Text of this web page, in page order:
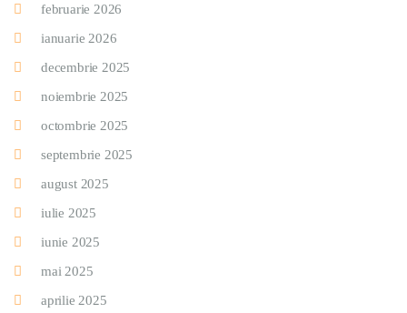
februarie 2026
ianuarie 2026
decembrie 2025
noiembrie 2025
octombrie 2025
septembrie 2025
august 2025
iulie 2025
iunie 2025
mai 2025
aprilie 2025